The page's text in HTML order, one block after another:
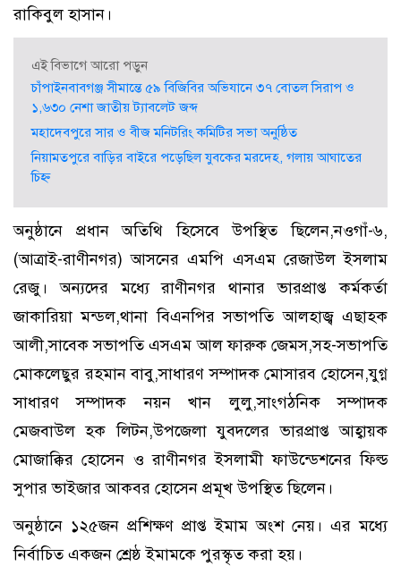
রাকিবুল হাসান।
এই বিভাগে আরো পড়ুন
চাঁপাইনবাবগঞ্জ সীমান্তে ৫৯ বিজিবির অভিযানে ৩৭ বোতল সিরাপ ও
১,৬৩০ নেশা জাতীয় ট্যাবলেট জব্দ
মহাদেবপুরে সার ও বীজ মনিটরিং কমিটির সভা অনুষ্ঠিত
নিয়ামতপুরে বাড়ির বাইরে পড়েছিল যুবকের মরদেহ, গলায় আঘাতের
চিহ্ন
অনুষ্ঠানে প্রধান অতিথি হিসেবে উপস্থিত ছিলেন,নওগাঁ-৬,
(আত্রাই-রাণীনগর) আসনের এমপি এসএম রেজাউল ইসলাম
রেজু। অন্যদের মধ্যে রাণীনগর থানার ভারপ্রাপ্ত কর্মকর্তা
জাকারিয়া মন্ডল,থানা বিএনপির সভাপতি আলহাজ্ব এছাহক
আলী,সাবেক সভাপতি এসএম আল ফারুক জেমস,সহ-সভাপতি
মোকলেছুর রহমান বাবু,সাধারণ সম্পাদক মোসারব হোসেন,যুগ্ন
সাধারণ সম্পাদক নয়ন খান লুলু,সাংগঠনিক সম্পাদক
মেজবাউল হক লিটন,উপজেলা যুবদলের ভারপ্রাপ্ত আহ্বায়ক
মোজাক্কির হোসেন ও রাণীনগর ইসলামী ফাউন্ডেশনের ফিল্ড
সুপার ভাইজার আকবর হোসেন প্রমূখ উপস্থিত ছিলেন।
অনুষ্ঠানে ১২৫জন প্রশিক্ষণ প্রাপ্ত ইমাম অংশ নেয়। এর মধ্যে
নির্বাচিত একজন শ্রেষ্ঠ ইমামকে পুরস্কৃত করা হয়।